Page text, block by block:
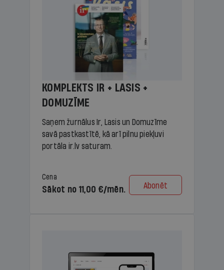
KOMPLEKTS IR + LASIS +
DOMUZĪME
Saņem žurnālus Ir, Lasis un Domuzīme
savā pastkastītē, kā arī pilnu piekļuvi
portāla ir.lv saturam.
Cena
Sākot no 11,00 €/mēn. Abonēt